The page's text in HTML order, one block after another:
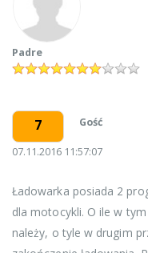
Padre
7 Gość
07.11.2016 11:57:07
Ładowarka posiada 2
dla motocykli. O ile w
należy, o tyle w drugim